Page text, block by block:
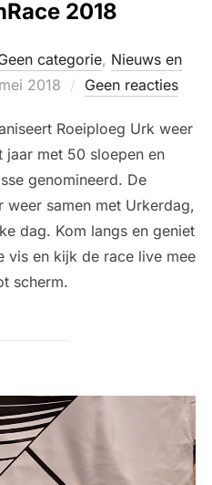
2018
categorie, Nieuws en
2018 Geen reacties
Roeiploeg Urk weer
jaar met 50 sloepen en
genomineerd. De
weer samen met Urkerdag,
dag. Kom langs en geniet
vis en kijk de race live mee
scherm.